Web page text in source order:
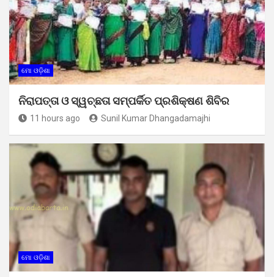
ମୋ ଓଡ଼ିଶା
ନିରାପତ୍ତା ଓ ସ୍ୱଚ୍ଛତା ସମ୍ପର୍କିତ ପ୍ରଶିକ୍ଷଣ ଶିବିର
11 hours ago Sunil Kumar Dhangadamajhi
ମୋ ଓଡ଼ିଶା